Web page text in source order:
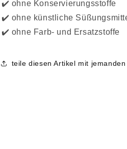
✔️ ohne Konservierungsstoffe
✔️ ohne künstliche
✔️ ohne Farb- und Ersatzstoffe
teile diesen Artikel mit